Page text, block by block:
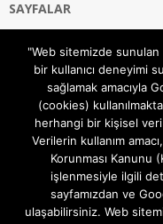
SAYFALAR
Gizlilik ve Çerezler
Hakkımızda
İletişim Kanalları
MODEM KURULUM
TEKNİK DESTEK
TELEVİZYON SİSTEMLERİ
"Web sitemizde
bir kullanıcı deneyimi
sağlamak amacıyla
(cookies)
herhangi bir kişisel
Verilerin kullanım
Korunması Kanunu
işlenmesiyle ilgili
sayfamızdan ve
ulaşabilirsiniz. Web